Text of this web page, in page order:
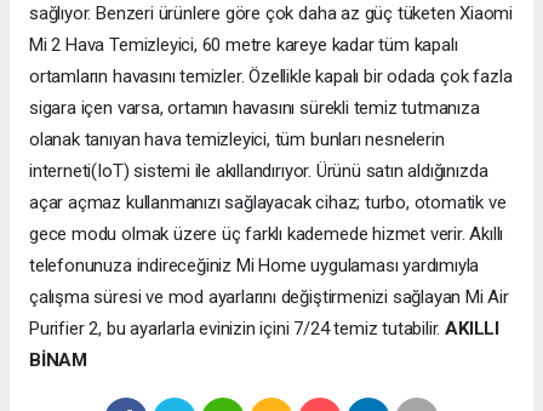
sağlıyor. Benzeri ürünlere göre çok daha az güç tüketen Xiaomi
Mi 2 Hava Temizleyici, 60 metre kareye kadar tüm kapalı
ortamların havasını temizler. Özellikle kapalı bir odada çok fazla
sigara içen varsa, ortamın havasını sürekli temiz tutmanıza
olanak tanıyan hava temizleyici, tüm bunları nesnelerin
interneti(IoT) sistemi ile akıllandırıyor. Ürünü satın aldığınızda
açar açmaz kullanmanızı sağlayacak cihaz; turbo, otomatik ve
gece modu olmak üzere üç farklı kademede hizmet verir. Akıllı
telefonunuza indireceğiniz Mi Home uygulaması yardımıyla
çalışma süresi ve mod ayarlarını değiştirmenizi sağlayan Mi Air
Purifier 2, bu ayarlarla evinizin içini 7/24 temiz tutabilir.AKILLI
BİNAM